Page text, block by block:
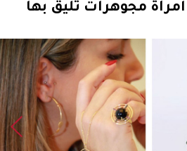
امرأة مجوهرات تليق بها